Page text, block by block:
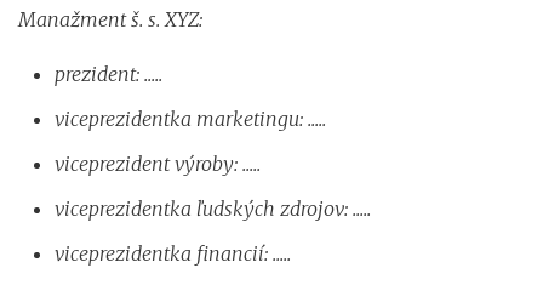
Manažment š. s. XYZ:
prezident: .....
viceprezidentka marketingu: .....
viceprezident výroby: .....
viceprezidentka ľudských zdrojov: .....
viceprezidentka financií: .....